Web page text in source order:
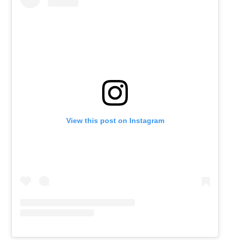
View this post on Instagram